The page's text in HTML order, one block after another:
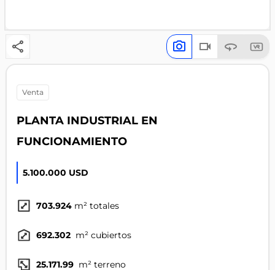
venta
PLANTA INDUSTRIAL EN
FUNCIONAMIENTO
5.100.000 USD
703.924 m² totales
692.302 m² cubiertos
25.171.99 m² terreno